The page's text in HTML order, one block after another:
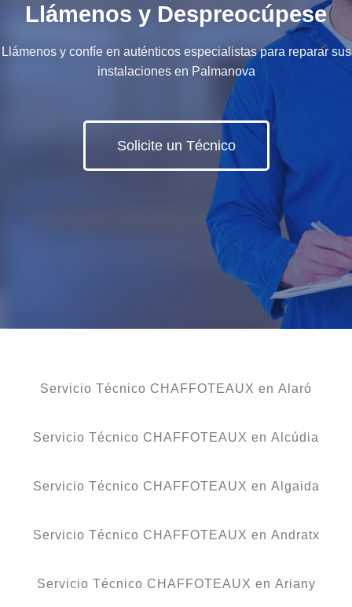
Llámenos y Despreocúpese
Llámenos y confíe en auténticos especialistas para reparar sus
instalaciones en Palmanova
Solicite un Técnico
Servicio Técnico CHAFFOTEAUX en Alaró
Servicio Técnico CHAFFOTEAUX en Alcúdia
Servicio Técnico CHAFFOTEAUX en Algaida
Servicio Técnico CHAFFOTEAUX en Andratx
Servicio Técnico CHAFFOTEAUX en Ariany